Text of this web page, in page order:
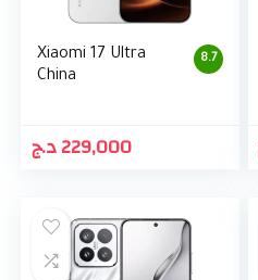
8.7
Xiaomi 17 Ultra
China
229,000د.ج